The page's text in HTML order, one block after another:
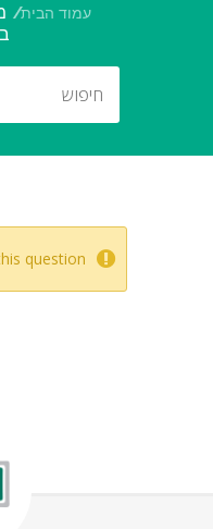
עמוד הבית
question